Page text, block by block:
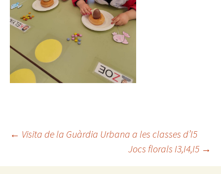
Navegació
← Visita de la Guàrdia Urbana a les classes d’I5
Jocs florals I3,I4,I5 →